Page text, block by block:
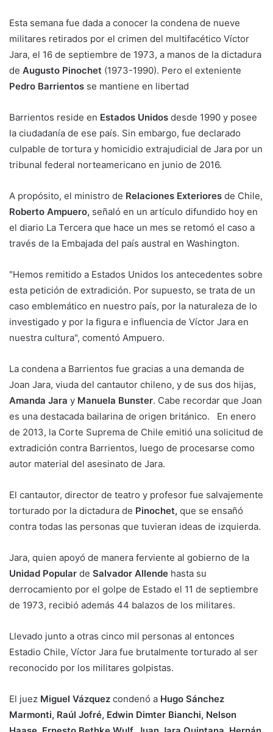
Esta semana fue dada a conocer la condena de nueve
militares retirados por el crimen del multifacético Víctor
Jara, el 16 de septiembre de 1973, a manos de la dictadura
de Augusto Pinochet (1973-1990). Pero el exteniente
Pedro Barrientos se mantiene en libertad
Barrientos reside en Estados Unidos desde 1990 y posee
la ciudadanía de ese país. Sin embargo, fue declarado
culpable de tortura y homicidio extrajudicial de Jara por un
tribunal federal norteamericano en junio de 2016.
A propósito, el ministro de Relaciones Exteriores de Chile,
Roberto Ampuero, señaló en un artículo difundido hoy en
el diario La Tercera que hace un mes se retomó el caso a
través de la Embajada del país austral en Washington.
"Hemos remitido a Estados Unidos los antecedentes sobre
esta petición de extradición. Por supuesto, se trata de un
caso emblemático en nuestro país, por la naturaleza de lo
investigado y por la figura e influencia de Víctor Jara en
nuestra cultura", comentó Ampuero.
La condena a Barrientos fue gracias a una demanda de
Joan Jara, viuda del cantautor chileno, y de sus dos hijas,
Amanda Jara y Manuela Bunster. Cabe recordar que Joan
es una destacada bailarina de origen británico. En enero
de 2013, la Corte Suprema de Chile emitió una solicitud de
extradición contra Barrientos, luego de procesarse como
autor material del asesinato de Jara.
El cantautor, director de teatro y profesor fue salvajemente
torturado por la dictadura de Pinochet, que se ensañó
contra todas las personas que tuvieran ideas de izquierda.
Jara, quien apoyó de manera ferviente al gobierno de la
Unidad Popular de Salvador Allende hasta su
derrocamiento por el golpe de Estado el 11 de septiembre
de 1973, recibió además 44 balazos de los militares.
Llevado junto a otras cinco mil personas al entonces
Estadio Chile, Víctor Jara fue brutalmente torturado al ser
reconocido por los militares golpistas.
El juez Miguel Vázquez condenó a Hugo Sánchez
Marmonti, Raúl Jofré, Edwin Dimter Bianchi, Nelson